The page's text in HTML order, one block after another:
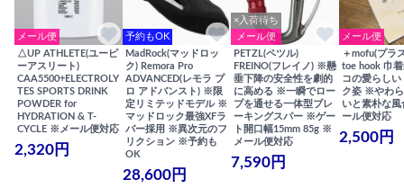
メール便
△UP ATHLETE(ユーピ
ーアスリート)
CAA5500+ELECTROLY
TES SPORTS DRINK
POWDER for
HYDRATION & T-
CYCLE ※メール便対応
2,320円
予約もOK
MadRock(マッドロッ
ク) Remora Pro
ADVANCED(レモラ プ
ロ アドバンスト) ※限
定リミテッドモデル ※
マッドロック最強XFラ
バー採用 ※異次元のフ
リクション ※予約も
OK
28,600円
×入荷待ち
メール便
PETZL(ペツル)
FREINO(フレイノ) ※懸
垂下降の安全性を劇的
に高める ※一瞬でロー
プを通せる一体型ブレ
ーキングスパー ※ゲー
ト開口幅15mm 85g ※
メール便対応
7,590円
メール便
＋mofu(プラ
toe hook 巾
コの愛らしい
ク姿 ※やわ
いと素朴な
ール便対応
2,500円